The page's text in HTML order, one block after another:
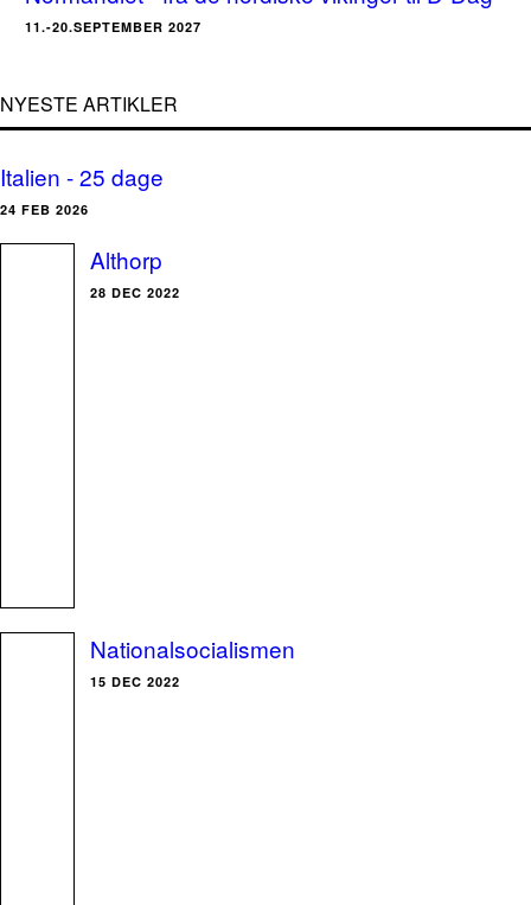
11.-20.SEPTEMBER 2027
NYESTE ARTIKLER
Italien - 25 dage
24 FEB 2026
Althorp
28 DEC 2022
Nationalsocialismen
15 DEC 2022